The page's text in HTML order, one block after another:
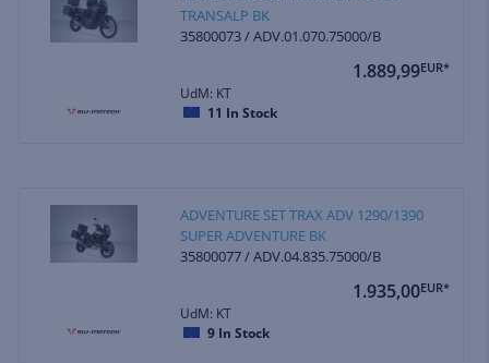
TRANSALP BK
35800073 / ADV.01.070.75000/B
1.889,99EUR*
UdM: KT
11 In Stock
ADVENTURE SET TRAX ADV 1290/1390
SUPER ADVENTURE BK
35800077 / ADV.04.835.75000/B
1.935,00EUR*
UdM: KT
9 In Stock